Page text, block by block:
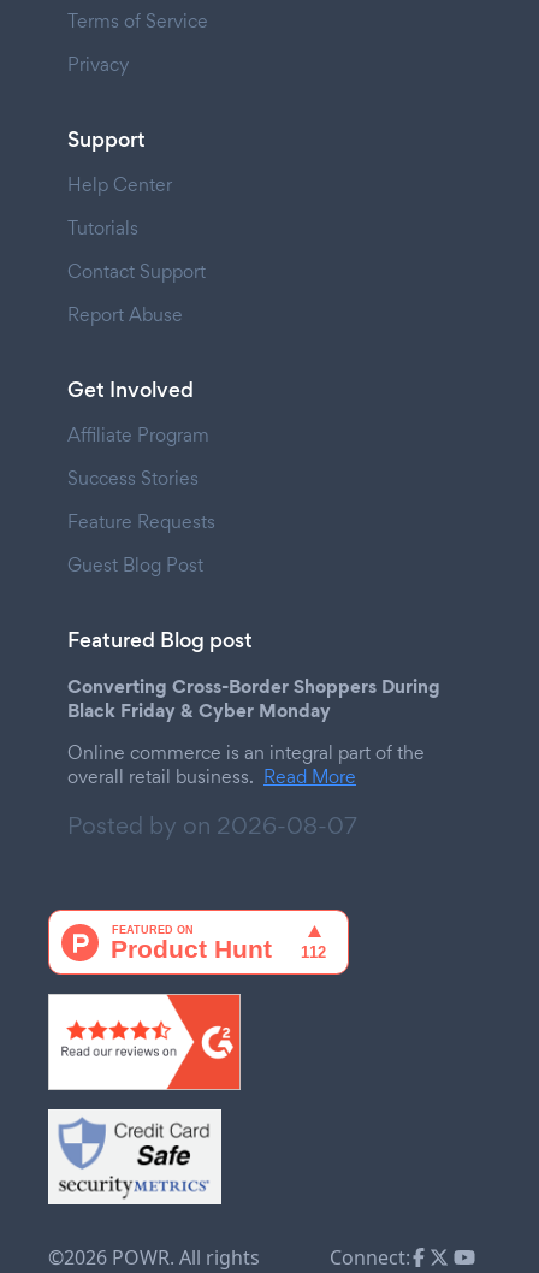
Terms of Service
Privacy
Support
Help Center
Tutorials
Contact Support
Report Abuse
Get Involved
Affiliate Program
Success Stories
Feature Requests
Guest Blog Post
Featured Blog post
Converting Cross-Border Shoppers During
Black Friday & Cyber Monday
Online commerce is an integral part of the
overall retail business. Read More
Posted by on 2026-08-07
©2026 POWR. All rights
Connect: